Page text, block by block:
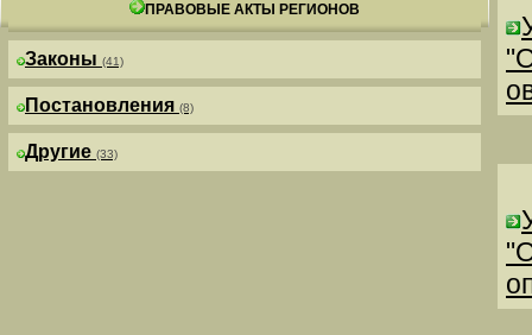
ПРАВОВЫЕ АКТЫ РЕГИОНОВ
Законы (41)
Постановления (8)
Другие (33)